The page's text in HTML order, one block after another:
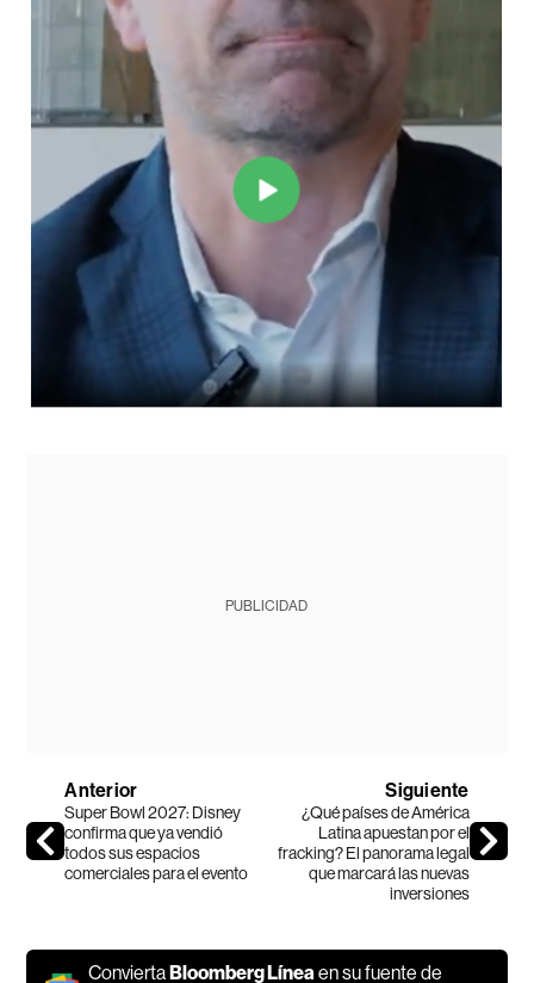
PUBLICIDAD
Anterior
Super Bowl 2027: Disney
confirma que ya vendió
todos sus espacios
comerciales para el evento
Siguiente
¿Qué países de América
Latina apuestan por el
fracking? El panorama legal
que marcará las nuevas
inversiones
ConviertaBloomberg Línea en su fuente de